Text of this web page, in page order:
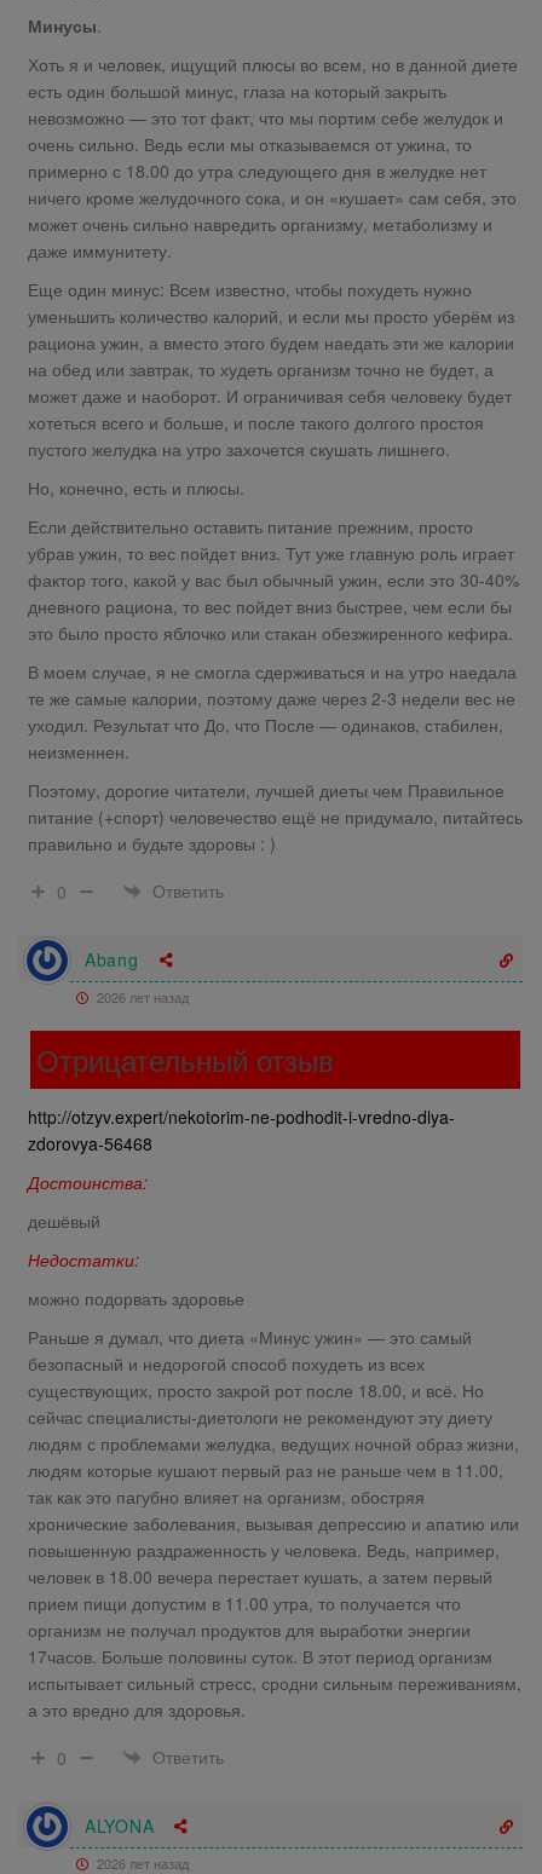
Минусы.
Хоть я и человек, ищущий плюсы во всем, но в данной диете
есть один большой минус, глаза на который закрыть
невозможно — это тот факт, что мы портим себе желудок и
очень сильно. Ведь если мы отказываемся от ужина, то
примерно с 18.00 до утра следующего дня в желудке нет
ничего кроме желудочного сока, и он «кушает» сам себя, это
может очень сильно навредить организму, метаболизму и
даже иммунитету.
Еще один минус: Всем известно, чтобы похудеть нужно
уменьшить количество калорий, и если мы просто уберём из
рациона ужин, а вместо этого будем наедать эти же калории
на обед или завтрак, то худеть организм точно не будет, а
может даже и наоборот. И ограничивая себя человеку будет
хотеться всего и больше, и после такого долгого простоя
пустого желудка на утро захочется скушать лишнего.
Но, конечно, есть и плюсы.
Если действительно оставить питание прежним, просто
убрав ужин, то вес пойдет вниз. Тут уже главную роль играет
фактор того, какой у вас был обычный ужин, если это 30-40%
дневного рациона, то вес пойдет вниз быстрее, чем если бы
это было просто яблочко или стакан обезжиренного кефира.
В моем случае, я не смогла сдерживаться и на утро наедала
те же самые калории, поэтому даже через 2-3 недели вес не
уходил. Результат что До, что После — одинаков, стабилен,
неизменнен.
Поэтому, дорогие читатели, лучшей диеты чем Правильное
питание (+спорт) человечество ещё не придумало, питайтесь
правильно и будьте здоровы : )
0
Ответить
Abang
2026 лет назад
Отрицательный отзыв
http://otzyv.expert/nekotorim-ne-podhodit-i-vredno-dlya-
zdorovya-56468
Достоинства:
дешёвый
Недостатки:
можно подорвать здоровье
Раньше я думал, что диета «Минус ужин» — это самый
безопасный и недорогой способ похудеть из всех
существующих, просто закрой рот после 18.00, и всё. Но
сейчас специалисты-диетологи не рекомендуют эту диету
людям с проблемами желудка, ведущих ночной образ жизни,
людям которые кушают первый раз не раньше чем в 11.00,
так как это пагубно влияет на организм, обостряя
хронические заболевания, вызывая депрессию и апатию или
повышенную раздраженность у человека. Ведь, например,
человек в 18.00 вечера перестает кушать, а затем первый
прием пищи допустим в 11.00 утра, то получается что
организм не получал продуктов для выработки энергии
17часов. Больше половины суток. В этот период организм
испытывает сильный стресс, сродни сильным переживаниям,
а это вредно для здоровья.
0
Ответить
ALYONA
2026 лет назад